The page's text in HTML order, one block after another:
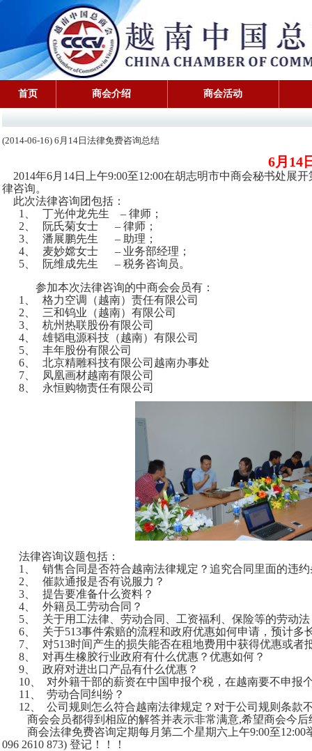
首页 商会介绍 商会活动
(2014-06-16) 6月14日法律免费咨询总结
6月 14
2014年6月14日上午9:00至12:00在胡志明市中商会秘书处展
律咨询。
此次法律咨询团包括：
1、
丁光仲龙先生 – 律师；
2、
阮氏菊女士 – 律师；
3、
潘展鹏先生 – 助理；
4、
麦妙嫦女士 – 业务部经理；
5、
阮维成先生 – 税务咨询员。
参加本次法律咨询的中商会会员有：
1、
格力空调（越南）责任有限公司
2、
三和钨业（越南）有限公司
3、
杭州热联股份有限公司
4、
雄韬电源科技（越南）有限公司
5、
丰年股份有限公司
6、
北京精雕科技有限公司越南办事处
7、
凤凰画材越南有限公司
8、
永恒购物责任有限公司
法律咨询议题包括：
1、
销售合同是否符合越南法律规定？追究合同里面的违
2、
催款通报是否有说服力？
3、
提告要准备什么资料？
4、
外籍员工劳动合同？
5、
关于用工法律、劳动合同、工资福利、保险等的劳动法
6、
关于513事件索赔的流程和政府优惠如何申请，预计多
7、
对513时间产生的损失能否在租地费用中获得优惠或者
8、
对再生橡胶行业政府有什么优惠？优惠如何？
9、
政府对进出口产品有什么优惠？
10、
对外籍干部的薪资在中国申报个税，在越南要不申报
11、
劳动合同纠纷？
12、
公司规则怎么符合越南法律规定？对于公司规则条款
商会会员都得到相应的解答并表示非常满意,希望商会今
商会法律免费咨询定期每月第二个星期六上午9:00至
096 2610 873) 登记！！！